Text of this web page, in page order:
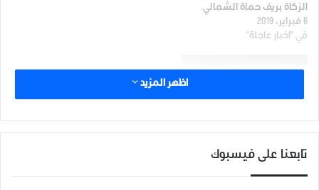
الزكاة بريف حماة الشمالي.
6 فبراير، 2019
في "اخبار عاجلة"
قوات النظام المتمركزة بريف
حماة الشمالي، تقصف
بالمدفعية الثقيلة بلدة الهبيط
بريف ادلب الجنوبي.
اظهر المزيد
تابعنا على فيسبوك